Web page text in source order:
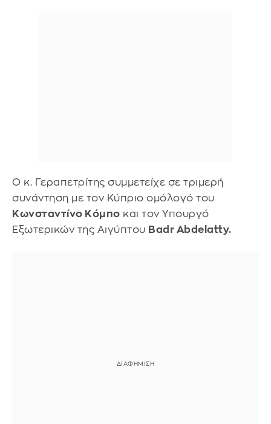
Ο κ. Γεραπετρίτης συμμετείχε σε τριμερή
συνάντηση με τον Κύπριο ομόλογό του
Κωνσταντίνο Κόμπο και τον Υπουργό
Εξωτερικών της Αιγύπτου Badr Abdelatty.